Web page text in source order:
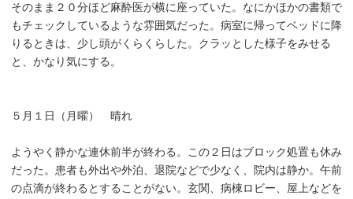
そのまま２０分ほど麻酔医が横に座っていた。なにかほかの書類で
もチェックしているような雰囲気だった。病室に帰ってベッドに降
りるときは、少し頭がくらくらした。クラッとした様子をみせる
と、かなり気にする。
５月１日（月曜） 晴れ
ようやく静かな連休前半が終わる。この２日はブロック処置も休み
だった。患者も外出や外泊、退院などで少なく、院内は静か。午前
の点滴が終わるとすることがない。玄関、病棟ロビー、屋上などを